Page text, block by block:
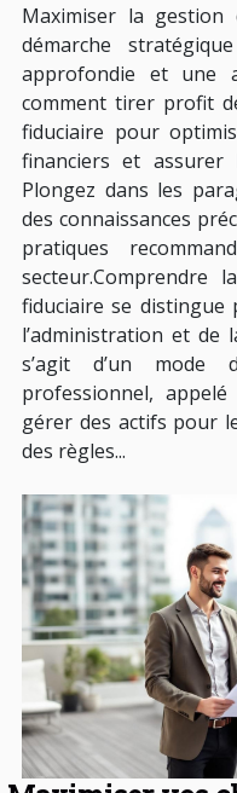
Maximiser la
démarche
approfondie et une
comment tirer profit
fiduciaire pour
financiers et
Plongez dans les
des connaissances
pratiques
secteur.Comprendre
fiduciaire se distingue
l’administration et de
s’agit d’un
professionnel,
gérer des actifs pour
des règles...